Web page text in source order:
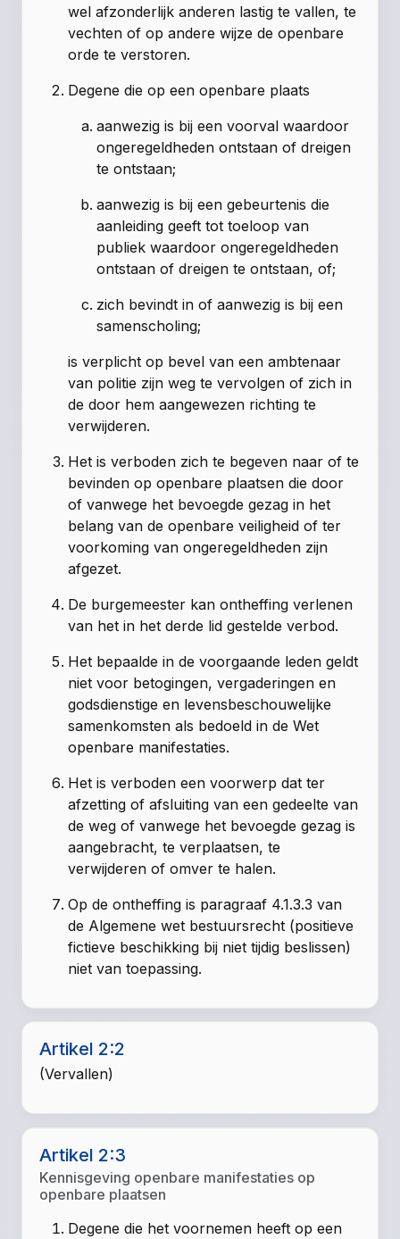
wel afzonderlijk anderen lastig te vallen, te
vechten of op andere wijze de openbare
orde te verstoren.
Degene die op een openbare plaats
aanwezig is bij een voorval waardoor
ongeregeldheden ontstaan of dreigen
te ontstaan;
aanwezig is bij een gebeurtenis die
aanleiding geeft tot toeloop van
publiek waardoor ongeregeldheden
ontstaan of dreigen te ontstaan, of;
zich bevindt in of aanwezig is bij een
samenscholing;
is verplicht op bevel van een ambtenaar
van politie zijn weg te vervolgen of zich in
de door hem aangewezen richting te
verwijderen.
Het is verboden zich te begeven naar of te
bevinden op openbare plaatsen die door
of vanwege het bevoegde gezag in het
belang van de openbare veiligheid of ter
voorkoming van ongeregeldheden zijn
afgezet.
De burgemeester kan ontheffing verlenen
van het in het derde lid gestelde verbod.
Het bepaalde in de voorgaande leden geldt
niet voor betogingen, vergaderingen en
godsdienstige en levensbeschouwelijke
samenkomsten als bedoeld in de Wet
openbare manifestaties.
Het is verboden een voorwerp dat ter
afzetting of afsluiting van een gedeelte van
de weg of vanwege het bevoegde gezag is
aangebracht, te verplaatsen, te
verwijderen of omver te halen.
Op de ontheffing is paragraaf 4.1.3.3 van
de Algemene wet bestuursrecht (positieve
fictieve beschikking bij niet tijdig beslissen)
niet van toepassing.
Artikel 2:2
(Vervallen)
Artikel 2:3
Kennisgeving openbare manifestaties op
openbare plaatsen
Degene die het voornemen heeft op een